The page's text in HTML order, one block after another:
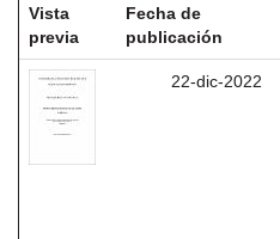
Vista
previa
Fecha de
publicación
22-dic-2022